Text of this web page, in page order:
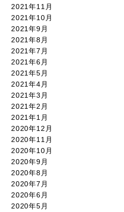
2021年11月
2021年10月
2021年9月
2021年8月
2021年7月
2021年6月
2021年5月
2021年4月
2021年3月
2021年2月
2021年1月
2020年12月
2020年11月
2020年10月
2020年9月
2020年8月
2020年7月
2020年6月
2020年5月